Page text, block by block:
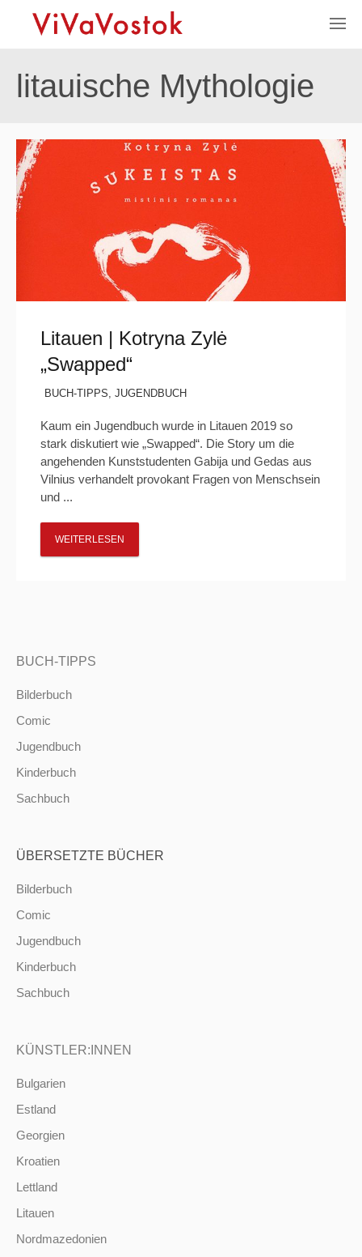
litauische Mythologie
Litauen | Kotryna Zylė
„Swapped“
BUCH-TIPPS, JUGENDBUCH
Kaum ein Jugendbuch wurde in Litauen 2019 so
stark diskutiert wie „Swapped“. Die Story um die
angehenden Kunststudenten Gabija und Gedas aus
Vilnius verhandelt provokant Fragen von Menschsein
und ...
WEITERLESEN
BUCH-TIPPS
Bilderbuch
Comic
Jugendbuch
Kinderbuch
Sachbuch
ÜBERSETZTE BÜCHER
Bilderbuch
Comic
Jugendbuch
Kinderbuch
Sachbuch
KÜNSTLER:INNEN
Bulgarien
Estland
Georgien
Kroatien
Lettland
Litauen
Nordmazedonien